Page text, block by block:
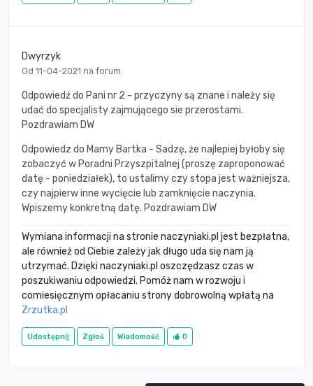
Dwyrzyk
Od 11-04-2021 na forum.
Odpowiedź do Pani nr 2 - przyczyny są znane i należy się
udać do specjalisty zajmującego sie przerostami.
Pozdrawiam DW
Odpowiedz do Mamy Bartka - Sadzę, że najlepiej byłoby się
zobaczyć w Poradni Przyszpitalnej (proszę zaproponować
datę - poniedziałek), to ustalimy czy stopa jest ważniejsza,
czy najpierw inne wycięcie lub zamknięcie naczynia.
Wpiszemy konkretną datę. Pozdrawiam DW
Wymiana informacji na stronie naczyniaki.pl jest bezpłatna,
ale również od Ciebie zależy jak długo uda się nam ją
utrzymać. Dzięki naczyniaki.pl oszczędzasz czas w
poszukiwaniu odpowiedzi. Pomóż nam w rozwoju i
comiesięcznym opłacaniu strony dobrowolną wpłatą na
Zrzutka.pl
Udostępnij Zgłoś Wiadomość 0